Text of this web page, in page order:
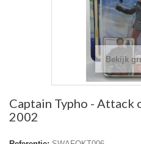
Bekijk
Captain Typho - Attack
2002